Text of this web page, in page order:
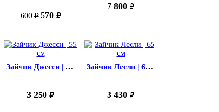
600руб. 570 руб.
7 800 руб.
Зайчик Джесси | 55 см
3 250 руб.
Зайчик Лесли | 65 см
3 430 руб.